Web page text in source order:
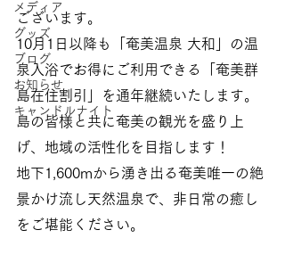
メディア
グッズ
ブログ
お知らせ
キャンドルナイト
ございます。
10月1日以降も「奄美温泉 大和」の温
泉入浴でお得にご利用できる「奄美群
島在住割引」を通年継続いたします。
島の皆様と共に奄美の観光を盛り上
げ、地域の活性化を目指します！
地下1,600mから湧き出る奄美唯一の絶
景かけ流し天然温泉で、非日常の癒し
をご堪能ください。